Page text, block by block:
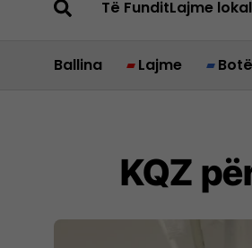
Të FunditLajme
Ballina Lajme Botë
KQZ